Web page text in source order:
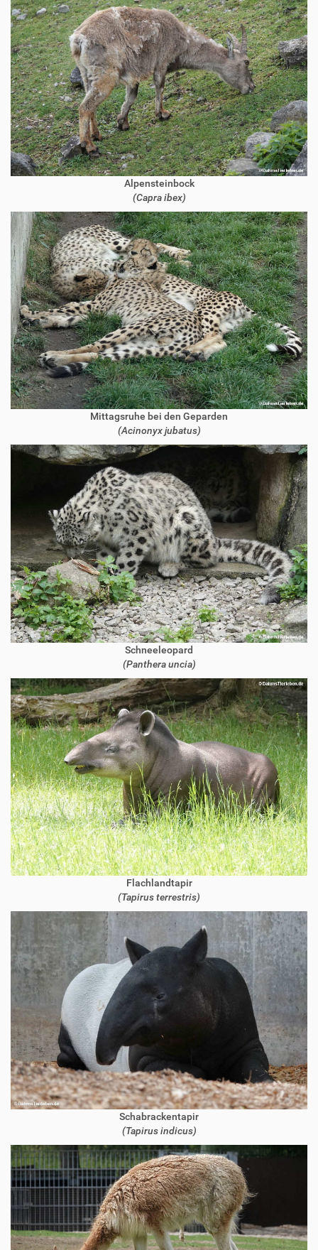
Alpensteinbock
(Capra ibex)
Mittagsruhe bei den Geparden
(Acinonyx jubatus)
Schneeleopard
(Panthera uncia)
Flachlandtapir
(Tapirus terrestris)
Schabrackentapir
(Tapirus indicus)